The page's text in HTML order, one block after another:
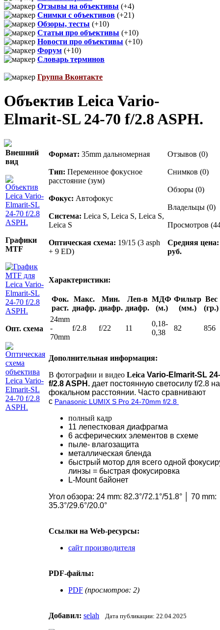
Отзывы на объективы (+4)
Снимки с объективов (+21)
Обзоры, тесты (+10)
Статьи про объективы (+10)
Новости про объективы (+10)
Форум (+10)
Словарь терминов
Группа Вконтакте
Объектив Leica Vario-
Elmarit-SL 24-70 f/2.8 ASPH.
Внешний
вид
Графики
MTF
Опт. схема
Формат: 35mm дальномерная
Тип: Переменное фокусное
расстояние (зум)
Фокус: Автофокус
Система: Leica S, Leica S, Leica S,
Leica S
Оптическая схема: 19/15 (3 asph
+ 9 ED)
Отзывов (0)
Снимков (0)
Обзоры (0)
Владельцы (0)
Просмотров
Средняя цена:
руб.
Характеристики:
Фок.
раст.
Макс.
диафр.
Мин.
диафр.
Леп-в
диафр.
МДФ
(м.)
Фильтр
(мм.)
Вес
(гр.)
24mm
-
70mm
f/2.8 f/22 11
0,18-
0,38
82 856
Дополнительная информация:
В фотографии и видео Leica Vario-Elmarit-SL
f/2.8 ASPH. дает постоянную светосилу f/2.8
фокальном расстоянии. Часто сравнивают
с Panasonic LUMIX S Pro 24-70mm f/2.8
полный кадр
11 лепестковая диафрагма
6 асферических элементов в схеме
пыле- влагозащита
металлическая бленда
быстрый мотор для всего одной
линзы = быстрая фокусировка
L-Mount байонет
Угол обзора: 24 mm: 82.3°/72.1°/51.8° │ 70 mm:
35.3°/29.6°/20.0°
Ссылки на Web-ресурсы:
сайт производителя
PDF-файлы:
PDF (просмотров: 2)
Добавил: selah Дата публикации: 22.04.2025